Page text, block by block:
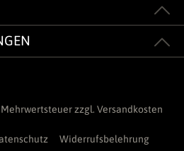
zzgl. Versandkosten
Widerrufsbelehrung